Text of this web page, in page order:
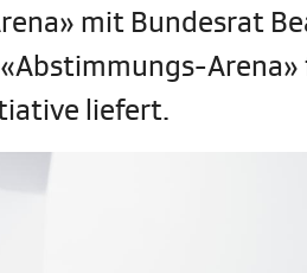
mit Bundesrat
liefert.